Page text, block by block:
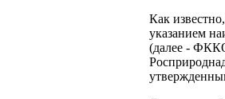
Как
указанием
(далее -